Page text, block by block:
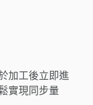
加工後立即進
實現同步量